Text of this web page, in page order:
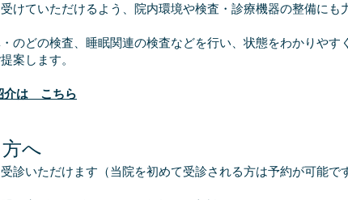
けていただけるよう、院内環境や検査・診療機器の整備にも
のどの検査、睡眠関連の検査などを行い、状態をわかりやす
案します。
介は こちら
へ
診いただけます（当院を初めて受診される方は予約が可能で